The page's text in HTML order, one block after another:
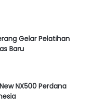
Gelar Pelatihan
Baru
NX500 Perdana